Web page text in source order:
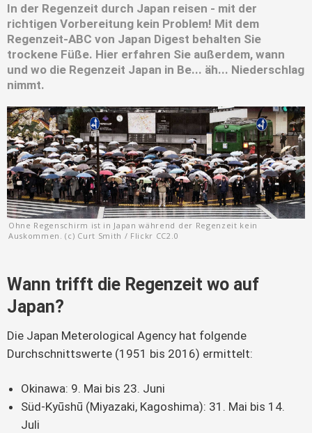
In der Regenzeit durch Japan reisen - mit der
richtigen Vorbereitung kein Problem! Mit dem
Regenzeit-ABC von Japan Digest behalten Sie
trockene Füße. Hier erfahren Sie außerdem, wann
und wo die Regenzeit Japan in Be... äh... Niederschlag
nimmt.
Ohne Regenschirm ist in Japan während der Regenzeit kein
Auskommen. (c) Curt Smith / Flickr CC2.0
Wann trifft die Regenzeit wo auf
Japan?
Die Japan Meterological Agency hat folgende
Durchschnittswerte (1951 bis 2016) ermittelt:
Okinawa: 9. Mai bis 23. Juni
Süd-Kyūshū (Miyazaki, Kagoshima): 31. Mai bis 14.
Juli